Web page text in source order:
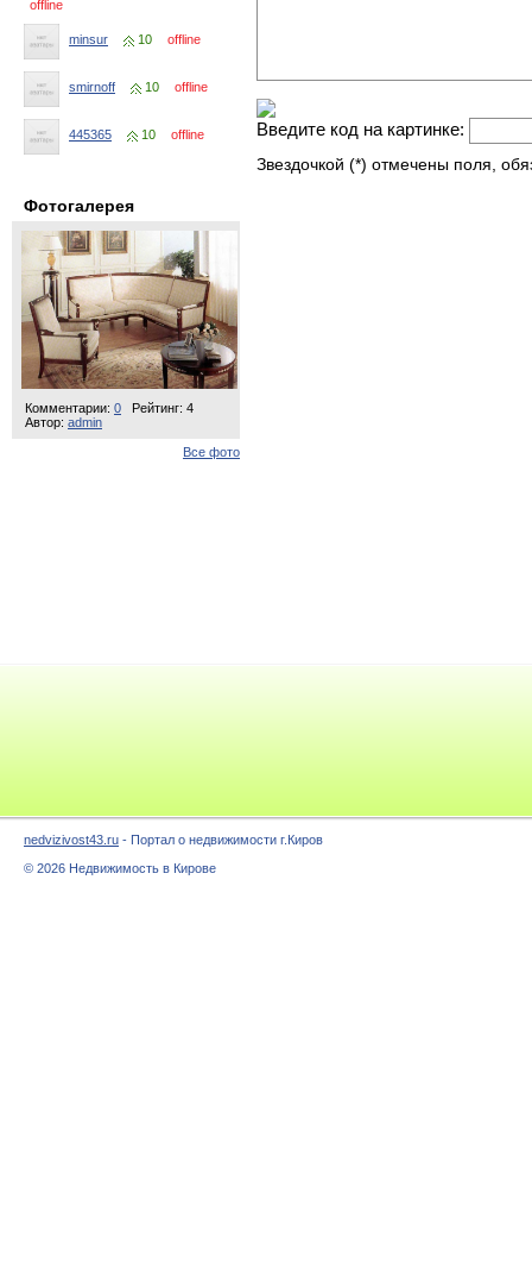
offline
minsur 10 offline
smirnoff 10 offline
445365 10 offline
Фотогалерея
Комментарии: 0
Рейтинг: 4
Автор: admin
Все фото
Введите код на картинке:
Звездочкой (*) отмечены поля,
nedvizivost43.ru - Портал о недвижимости г.Киров
© 2026 Недвижимость в Кирове